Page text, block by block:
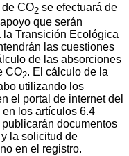
CO2 se efectuará de
que serán
Transición Ecológica
las cuestiones
de las absorciones
CO2. El cálculo de la
utilizando los
el portal de internet del
los artículos 6.4
documentos
la solicitud de
en el registro.